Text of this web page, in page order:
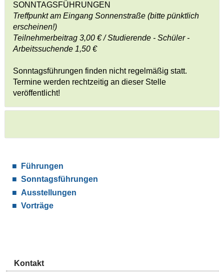
SONNTAGSFÜHRUNGEN
Treffpunkt am Eingang Sonnenstraße (bitte pünktlich
erscheinen!)
Teilnehmerbeitrag 3,00 € / Studierende - Schüler -
Arbeitssuchende 1,50 €
Sonntagsführungen finden nicht regelmäßig statt.
Termine werden rechtzeitig an dieser Stelle
veröffentlicht!
Führungen
Sonntagsführungen
Ausstellungen
Vorträge
Kontakt